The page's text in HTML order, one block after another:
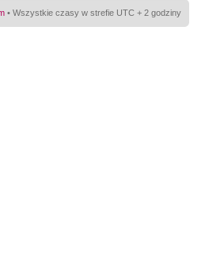
• Wszystkie czasy w strefie UTC + 2 godziny